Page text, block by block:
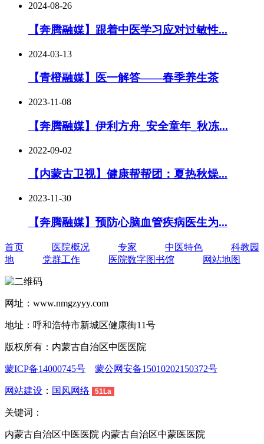
2024-08-26
【奔腾融媒】跟着中医学习应对过敏性...
2024-03-13
【青橙融媒】医一解答——春季养生茶
2023-11-08
【奔腾融媒】伊利方舟_安全童年_秋冻...
2022-09-02
【内蒙古卫视】健康帮帮团：夏热秋燥...
2023-11-30
【奔腾融媒】预防心脑血管疾病医生为...
首页 医院概况 专家 中医特色
科教园
地
党群工作 医院数字图书馆 网站地图
网址：www.nmgzyyy.com
地址：呼和浩特市新城区健康街11号
版权所有：内蒙古自治区中医医院
蒙ICP备14000745号 蒙公网安备15010202150372号
网站建设 ： 国风网络 51La
关键词：
内蒙古自治区中医医院 内蒙古自治区中蒙医医院